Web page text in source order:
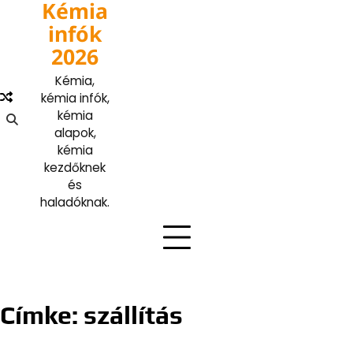
Kémia
infók
2026
Kémia,
kémia infók,
kémia
alapok,
kémia
kezdőknek
és
haladóknak.
Címke: szállítás